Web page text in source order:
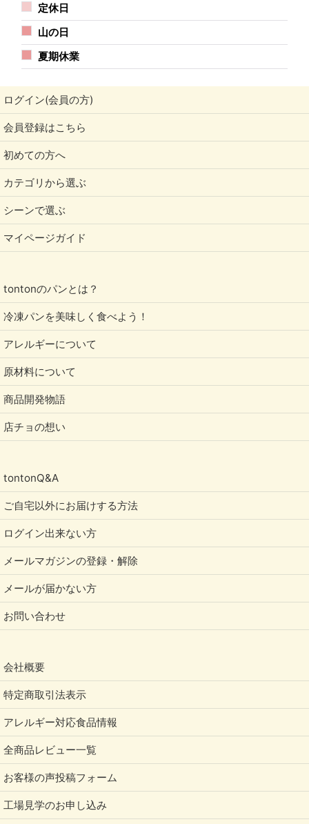
定休日
山の日
夏期休業
ログイン(会員の方)
会員登録はこちら
初めての方へ
カテゴリから選ぶ
シーンで選ぶ
マイページガイド
tontonのパンとは？
冷凍パンを美味しく食べよう！
アレルギーについて
原材料について
商品開発物語
店チョの想い
tontonQ&A
ご自宅以外にお届けする方法
ログイン出来ない方
メールマガジンの登録・解除
メールが届かない方
お問い合わせ
会社概要
特定商取引法表示
アレルギー対応食品情報
全商品レビュー一覧
お客様の声投稿フォーム
工場見学のお申し込み